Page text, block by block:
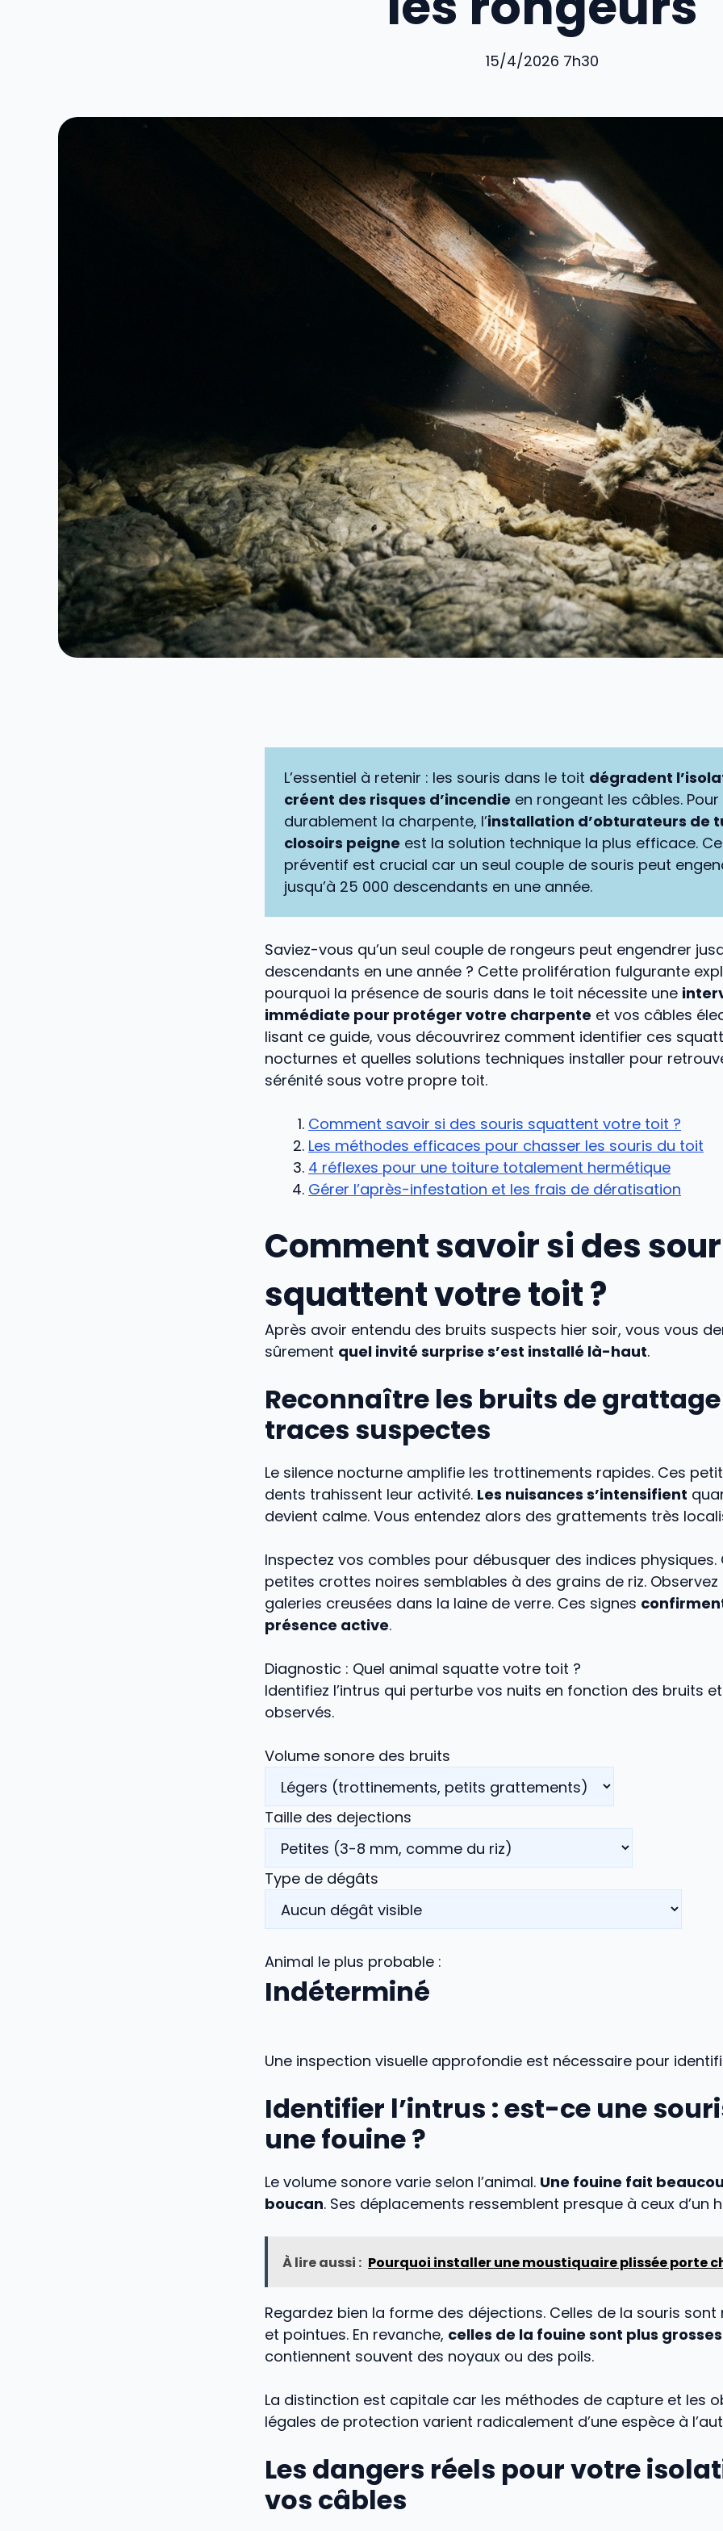
15/4/2026 7h30
L’essentiel à retenir : les souris dans le toit dégradent
créent des risques d’incendie en rongeant les câbles.
durablement la charpente, l’installation d’obturateurs de
closoirs peigne est la solution technique la plus efficace.
préventif est crucial car un seul couple de souris peut
jusqu’à 25 000 descendants en une année.
Saviez-vous qu’un seul couple de rongeurs peut engendrer
descendants en une année ? Cette prolifération fulgurante
pourquoi la présence de souris dans le toit nécessite une
immédiate pour protéger votre charpente et vos câbles
lisant ce guide, vous découvrirez comment identifier ces
nocturnes et quelles solutions techniques installer pour
sérénité sous votre propre toit.
Comment savoir si des souris squattent votre toit ?
Les méthodes efficaces pour chasser les souris du toit
4 réflexes pour une toiture totalement hermétique
Gérer l’après-infestation et les frais de dératisation
Comment savoir si des
squattent votre toit ?
Après avoir entendu des bruits suspects hier soir, vous vous
sûrement quel invité surprise s’est installé là-haut.
Reconnaître les bruits de
traces suspectes
Le silence nocturne amplifie les trottinements rapides. Ces
dents trahissent leur activité. Les nuisances s’intensifient
devient calme. Vous entendez alors des grattements très
Inspectez vos combles pour débusquer des indices physiques.
petites crottes noires semblables à des grains de riz. Observez
galeries creusées dans la laine de verre. Ces signes
présence active.
Diagnostic : Quel animal squatte votre toit ?
Identifiez l’intrus qui perturbe vos nuits en fonction des bruits
observés.
Volume sonore des bruits
Taille des dejections
Type de dégâts
Animal le plus probable :
Indéterminé
Une inspection visuelle approfondie est nécessaire pour
Identifier l’intrus : est-ce une
une fouine ?
Le volume sonore varie selon l’animal. Une fouine fait
boucan. Ses déplacements ressemblent presque à ceux d’un
À lire aussi : Pourquoi installer une moustiquaire plissée porte
Regardez bien la forme des déjections. Celles de la souris sont
et pointues. En revanche, celles de la fouine sont plus grosses
contiennent souvent des noyaux ou des poils.
La distinction est capitale car les méthodes de capture et les
légales de protection varient radicalement d’une espèce à
Les dangers réels pour votre
vos câbles